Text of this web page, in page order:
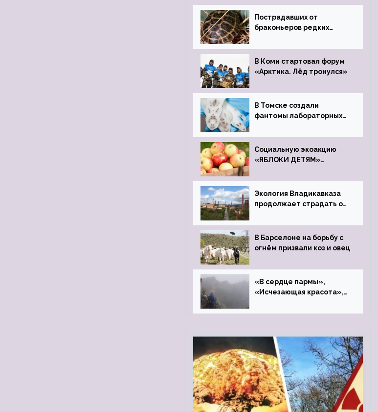
Пострадавших от
браконьеров редких
Ростовский зоопарк
В Коми стартовал форум
«Арктика. Лёд тронулся»
В Томске создали
фантомы лабораторных
Социальную экоакцию
«ЯБЛОКИ ДЕТЯМ»
Экология Владикавказа
продолжает страдать от
завода
В Барселоне на борьбу с
огнём призвали коз и овец
«В сердце пармы»,
«Исчезающая красота»,